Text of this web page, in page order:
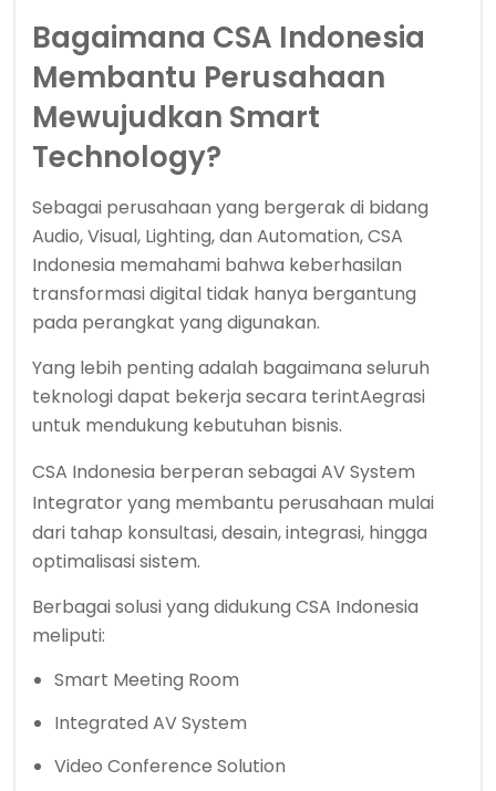
Bagaimana CSA Indonesia
Membantu Perusahaan
Mewujudkan Smart
Technology?
Sebagai perusahaan yang bergerak di bidang
Audio, Visual, Lighting, dan Automation, CSA
Indonesia memahami bahwa keberhasilan
transformasi digital tidak hanya bergantung
pada perangkat yang digunakan.
Yang lebih penting adalah bagaimana seluruh
teknologi dapat bekerja secara terintAegrasi
untuk mendukung kebutuhan bisnis.
CSA Indonesia berperan sebagaiAV System
Integratoryang membantu perusahaan mulai
dari tahap konsultasi, desain, integrasi, hingga
optimalisasi sistem.
Berbagai solusi yang didukung CSA Indonesia
meliputi:
Smart Meeting Room
Integrated AV System
Video Conference Solution